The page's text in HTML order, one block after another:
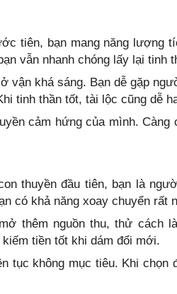
tiên, bạn mang năng lượng
vẫn nhanh chóng lấy lại tinh
vận khá sáng. Bạn dễ gặp
tinh thần tốt, tài lộc cũng dễ
cảm hứng của mình.
thuyền đầu tiên, bạn là
có khả năng xoay chuyển rất
thêm nguồn thu, thử cách
tiền tốt khi dám đổi mới.
tục không mục tiêu. Khi chọn